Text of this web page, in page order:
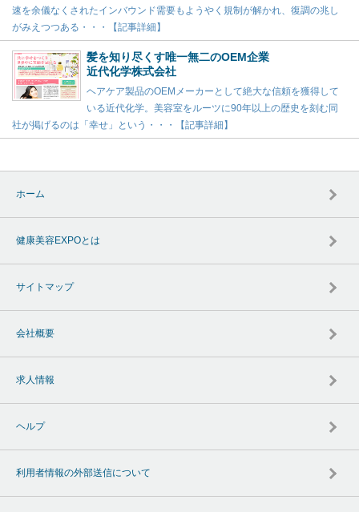
速を余儀なくされたインバウンド需要もようやく規制が解かれ、復調の兆し
がみえつつある・・・【記事詳細】
髪を知り尽くす唯一無二のOEM企業
近代化学株式会社
ヘアケア製品のOEMメーカーとして絶大な信頼を獲得して
いる近代化学。美容室をルーツに90年以上の歴史を刻む同
社が掲げるのは「幸せ」という・・・【記事詳細】
ホーム
健康美容EXPOとは
サイトマップ
会社概要
求人情報
ヘルプ
利用者情報の外部送信について